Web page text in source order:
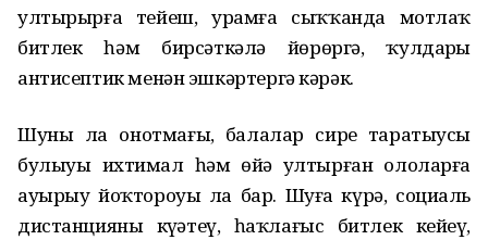
ултырырға тейеш, урамға сыҡҡанда мотлаҡ
битлек һәм бирсәткәлә йөрөргә, ҡулдарҙы
антисептик менән эшкәртергә кәрәк.
Шуны ла онотмағыҙ, балалар сирҙе таратыусы
булыуы ихтимал һәм өйҙә ултырған ололарға
ауырыу йоҡтороуы ла бар. Шуға күрә, социаль
дистанцияны күҙәтеү, һаҡлағыс битлек кейеү,